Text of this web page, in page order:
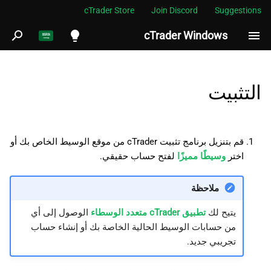
cTrader Store Join Discord Suggestions
cTrader Windows
Melayu
Tiếng Việt
中文
ب
ءاستكشاف الأخطاء وإصلاحها
التثبيت
قم بتنزيل برنامج تثبيت cTrader من موقع الوسيط الخاص بك أو
اختر وسيطًا مميزًا لفتح حساب حقيقي.
ملاحظة
يتيح لكتطبيق cTrader متعدد الوسطاء
الوصول إلى أي
من حسابات الوسيط الحالية الخاصة بك أو إنشاء حساب
تجريبي جديد.